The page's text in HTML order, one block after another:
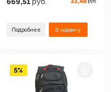
руб.
Подробнее В корзину
5%